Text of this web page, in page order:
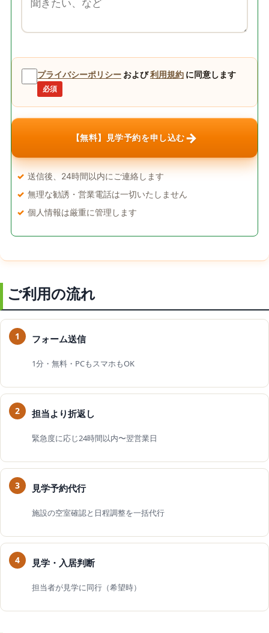
プライバシーポリシー および利用規約 に同意します
必須
【無料】見学予約を申し込む→
送信後、24時間以内にご連絡します
無理な勧誘・営業電話は一切いたしません
個人情報は厳重に管理します
ご利用の流れ
フォーム送信
1分・無料・PCもスマホもOK
担当より折返し
緊急度に応じ24時間以内〜翌営業日
見学予約代行
施設の空室確認と日程調整を一括代行
見学・入居判断
担当者が見学に同行（希望時）